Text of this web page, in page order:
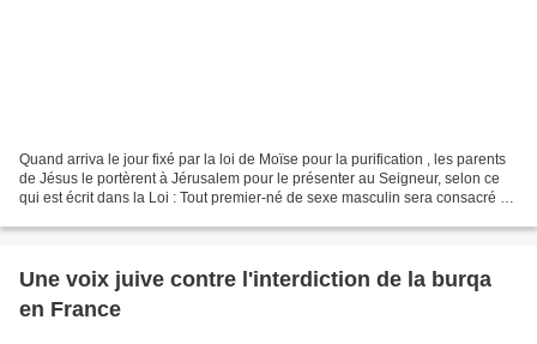
Quand arriva le jour fixé par la loi de Moïse pour la purification , les parents
de Jésus le portèrent à Jérusalem pour le présenter au Seigneur, selon ce
qui est écrit dans la Loi : Tout premier-né de sexe masculin sera consacré au
Une voix juive contre l'interdiction de la burqa
en France